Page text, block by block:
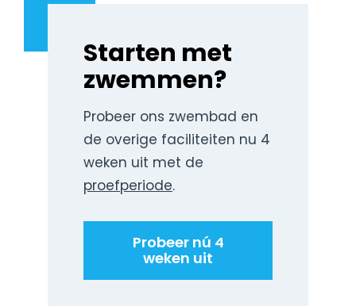
Starten met
zwemmen?
Probeer ons zwembad en
de overige faciliteiten nu 4
weken uit met de
proefperiode.
Probeer nú 4
weken uit